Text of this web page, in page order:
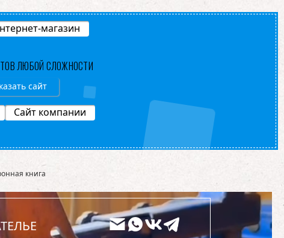
магазин
ЛЮБОЙ СЛОЖНОСТИ
сайт
Сайт компании
книга